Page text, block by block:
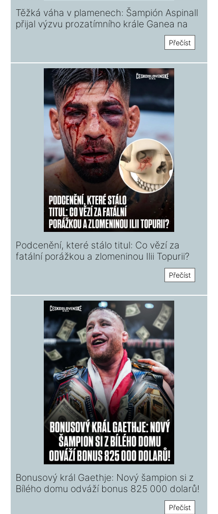
Těžká váha v plamenech: Šampión Aspinall
přijal výzvu prozatímního krále Ganea na
Přečíst
Podcenění, které stálo titul: Co vězí za
fatální porážkou a zlomeninou Ilii Topurii?
Přečíst
Bonusový král Gaethje: Nový šampion si z
Bílého domu odváží bonus 825 000 dolarů!
Přečíst